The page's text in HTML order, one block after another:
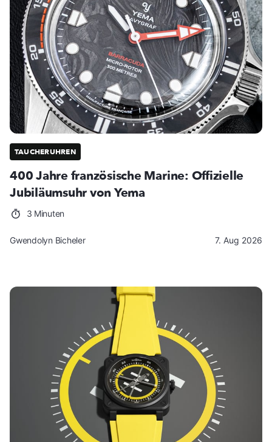
TAUCHERUHREN
400 Jahre französische Marine: Offizielle
Jubiläumsuhr von Yema
3 Minuten
Gwendolyn Bicheler 7. Aug 2026